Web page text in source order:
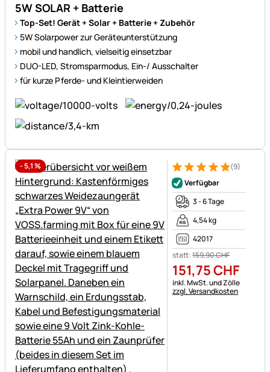
5W SOLAR + Batterie
Top-Set! Gerät + Solar + Batterie + Zubehör
5W Solarpower zur Geräteunterstützung
mobil und handlich, vielseitig einsetzbar
DUO-LED, Stromsparmodus, Ein-/ Ausschalter
für kurze Pferde- und Kleintierweiden
-5,1% Bewertung: 5 von 5 (9
9 Bewertungen
(9)
Verfügbar
3 - 6 Tage
4,54 kg
42017
statt:159,90CHF
151,75CHF
Steuerhinweis:
inkl. MwSt. und Zölle
zzgl. Versandkosten